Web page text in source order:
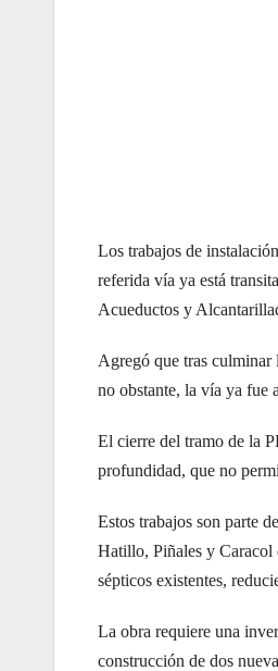
Los trabajos de
referida vía ya está
Acueductos y
Agregó que tras culminar
no obstante, la vía ya fue
El cierre del tramo de la
profundidad, que no
Estos trabajos son parte
Hatillo, Piñales y Caracol
sépticos existentes,
La obra requiere una
construcción de dos